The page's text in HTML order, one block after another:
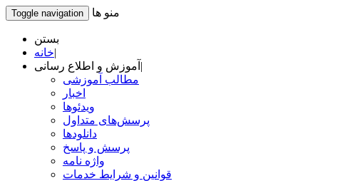
Toggle navigation منو ها
بستن
خانه|
آموزش و اطلاع رسانی |
مطالب آموزشی
اخبار
ویدئوها
پرسش‌های متداول
دانلودها
پرسش و پاسخ
واژه نامه
قوانین و شرایط خدمات